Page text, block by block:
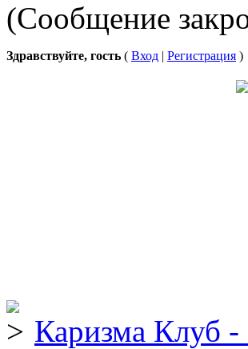
(Сообщение
Здравствуйте, гость ( Вход | Регистрация )
Каризма Клуб